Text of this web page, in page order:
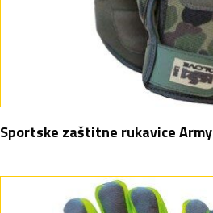
Sportske zaštitne rukavice Army